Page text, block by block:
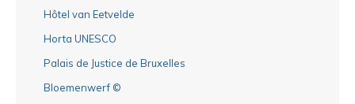
Hôtel van Eetvelde
Horta UNESCO
Palais de Justice de Bruxelles
Bloemenwerf ©